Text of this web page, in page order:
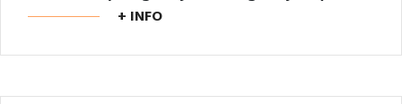
+ INFO